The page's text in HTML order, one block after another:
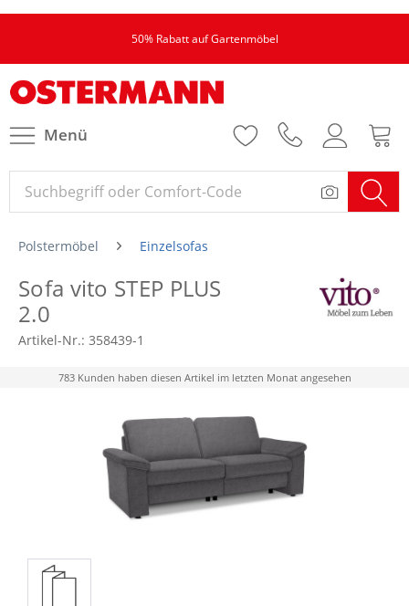
50% Rabatt auf Gartenmöbel
Menü
Polstermöbel Einzelsofas
Sofa vito STEP PLUS
2.0
Artikel-Nr.: 358439-1
783 Kunden haben diesen Artikel im letzten Monat angesehen